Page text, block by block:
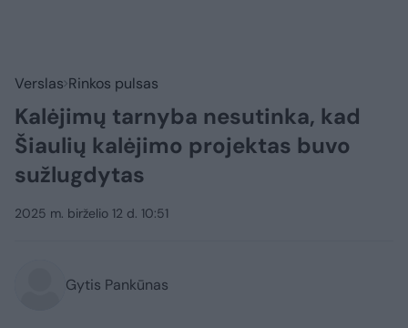
Verslas Rinkos pulsas
Kalėjimų tarnyba nesutinka, kad
Šiaulių kalėjimo projektas buvo
sužlugdytas
2025 m. birželio 12 d. 10:51
Gytis Pankūnas